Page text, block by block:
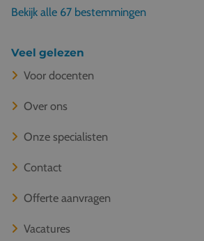
Bekijk alle 67 bestemmingen
Veel gelezen
Voor docenten
Over ons
Onze specialisten
Contact
Offerte aanvragen
Vacatures